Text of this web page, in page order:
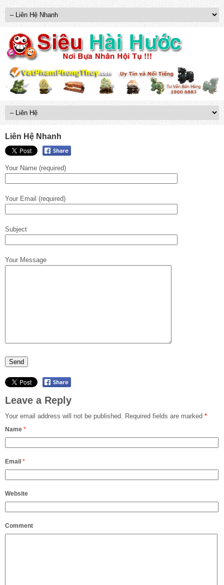
Liên Hệ Nhanh
Your Name (required)
Your Email (required)
Subject
Your Message
Leave a Reply
Your email address will not be published. Required fields are marked *
Name *
Email *
Website
Comment